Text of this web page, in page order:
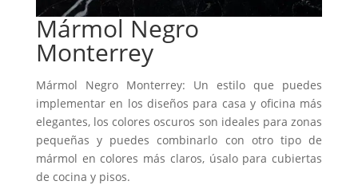
Mármol Negro
Monterrey
Mármol Negro Monterrey: Un estilo que puedes
implementar en los diseños para casa y oficina más
elegantes, los colores oscuros son ideales para zonas
pequeñas y puedes combinarlo con otro tipo de
mármol en colores más claros, úsalo para cubiertas
de cocina y pisos.